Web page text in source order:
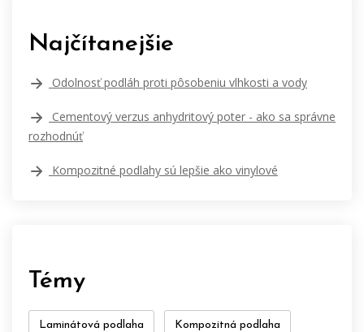
Najčítanejšie
Odolnosť podláh proti pôsobeniu vlhkosti a vody
Cementový verzus anhydritový poter - ako sa správne
rozhodnúť
Kompozitné podlahy sú lepšie ako vinylové
Témy
Laminátová podlaha Kompozitná podlaha